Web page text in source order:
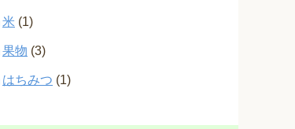
米 (1)
果物 (3)
はちみつ (1)